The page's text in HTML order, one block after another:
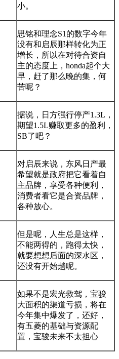
小。
思铭和理念S1的数字今年
没有和启辰那样转化为正
增长，所以在对待合资自
主的态度上，honda起个大
早，赶了那么晚的集，何
苦呢？
据说，日方强行停产1.3L，
期望1.5L赚取更多的盈利，
SB了吧？
对启辰来说，东风日产最
希望就是政府把它看着自
主品牌，享受各种便利，
消费者看它是合资品牌，
各种放心。
但是呢，人生总是这样，
不能两得的，跑得太快，
就要想想后面的深水区，
还没有开始趟呢。
如果不是宏光救驾，宝骏
大面积的渠道亏损，将在
今年集中爆发了，还好，
有五菱的基础与资源配
置，宝骏未来不太担心